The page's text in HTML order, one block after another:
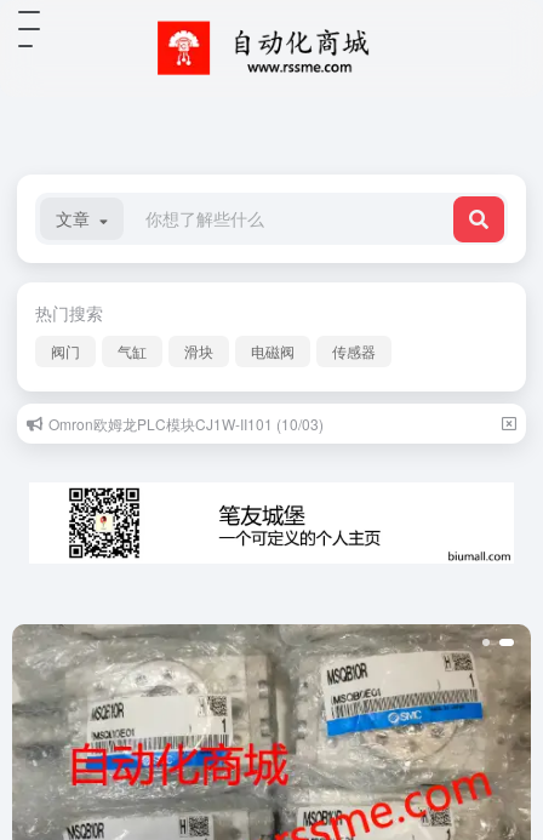
文章
热门搜索
阀门 气缸 滑块 电磁阀 传感器
Omron欧姆龙PLC模块CJ1W-II101 (10/03)